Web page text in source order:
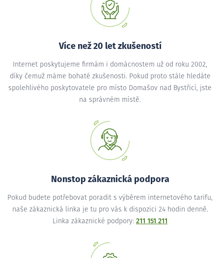
Více než 20 let zkušeností
Internet poskytujeme firmám i domácnostem už od roku 2002,
díky čemuž máme bohaté zkušenosti. Pokud proto stále hledáte
spolehlivého poskytovatele pro místo Domašov nad Bystřicí, jste
na správném místě.
Nonstop zákaznická podpora
Pokud budete potřebovat poradit s výběrem internetového tarifu,
naše zákaznická linka je tu pro vás k dispozici 24 hodin denně.
Linka zákaznické podpory: 211 151 211